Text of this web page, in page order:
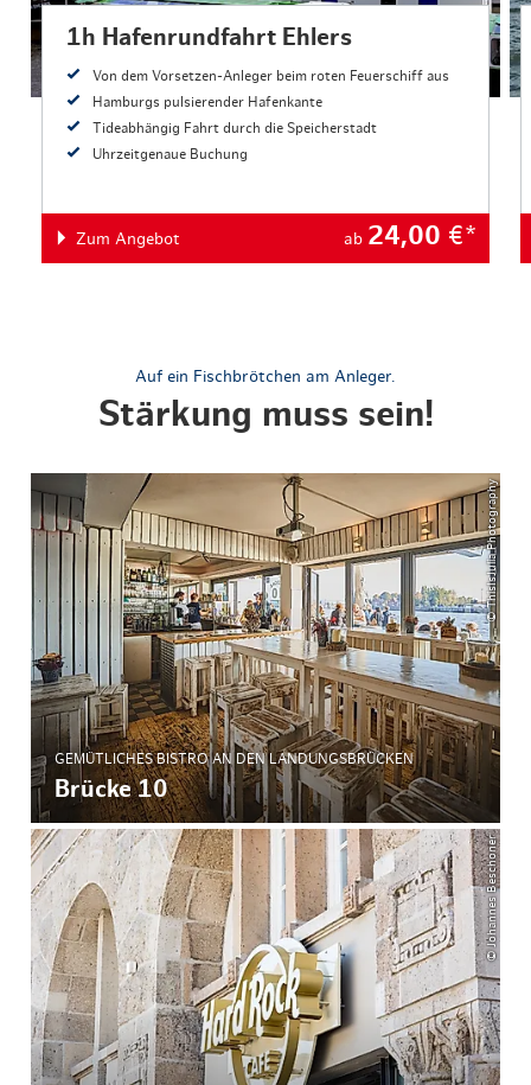
1h Hafenrundfahrt Ehlers
Von dem Vorsetzen-Anleger beim roten Feuerschiff aus
Hamburgs pulsierender Hafenkante
Tideabhängig Fahrt durch die Speicherstadt
Uhrzeitgenaue Buchung
Zum Angebot ab 24,00 €*
Auf ein Fischbrötchen am Anleger.
Stärkung muss sein!
© ThisIsJulia Photography
GEMÜTLICHES BISTRO AN DEN LANDUNGSBRÜCKEN
Brücke 10
© Johannes Beschoner